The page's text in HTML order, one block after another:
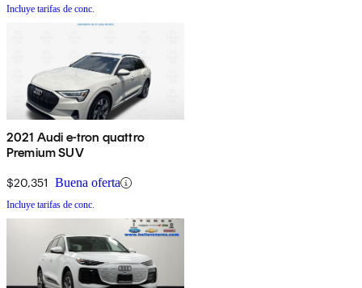
Incluye tarifas de conc.
2021 Audi e-tron quattro
Premium SUV
$20,351 Buena oferta
Incluye tarifas de conc.